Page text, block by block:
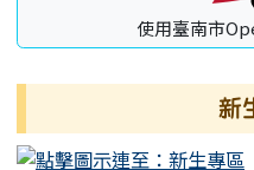
使用臺南市
新